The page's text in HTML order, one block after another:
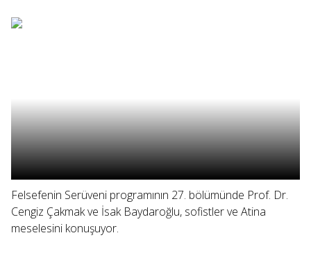
Felsefenin Serüveni programının 27. bölümünde Prof. Dr.
Cengiz Çakmak ve İsak Baydaroğlu, sofistler ve Atina
meselesini konuşuyor.